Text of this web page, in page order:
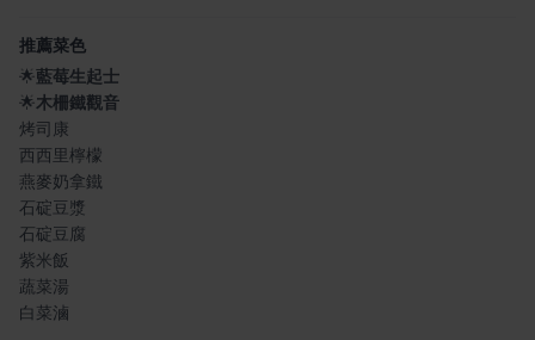
推薦菜色
🌟藍莓生起士
🌟木柵鐵觀音
烤司康
西西里檸檬
燕麥奶拿鐵
石碇豆漿
石碇豆腐
紫米飯
蔬菜湯
白菜滷